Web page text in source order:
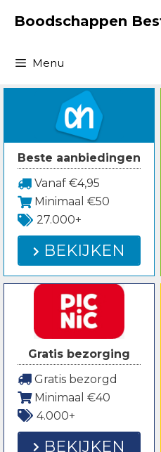
naarBoodschappen
Menu
Beste aanbiedingen
Vanaf €4,95
Minimaal €50
27.000+
BEKIJKEN
Gratis bezorging
Gratis bezorgd
Minimaal €40
4.000+
BEKIJKEN